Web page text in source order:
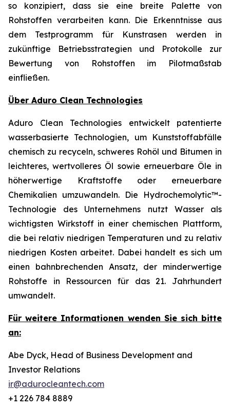
so konzipiert, dass sie eine breite Palette von
Rohstoffen verarbeiten kann. Die Erkenntnisse aus
dem Testprogramm für Kunstrasen werden in
zukünftige Betriebsstrategien und Protokolle zur
Bewertung von Rohstoffen im Pilotmaßstab
einfließen.
Über Aduro Clean Technologies
Aduro Clean Technologies entwickelt patentierte
wasserbasierte Technologien, um Kunststoffabfälle
chemisch zu recyceln, schweres Rohöl und Bitumen in
leichteres, wertvolleres Öl sowie erneuerbare Öle in
höherwertige Kraftstoffe oder erneuerbare
Chemikalien umzuwandeln. Die Hydrochemolytic™-
Technologie des Unternehmens nutzt Wasser als
wichtigsten Wirkstoff in einer chemischen Plattform,
die bei relativ niedrigen Temperaturen und zu relativ
niedrigen Kosten arbeitet. Dabei handelt es sich um
einen bahnbrechenden Ansatz, der minderwertige
Rohstoffe in Ressourcen für das 21. Jahrhundert
umwandelt.
Für weitere Informationen wenden Sie sich bitte
an:
Abe Dyck, Head of Business Development and
Investor Relations
ir@adurocleantech.com
+1 226 784 8889